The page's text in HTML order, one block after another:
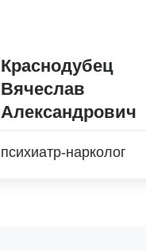
Краснодубец
Вячеслав
Александрович
психиатр-нарколог